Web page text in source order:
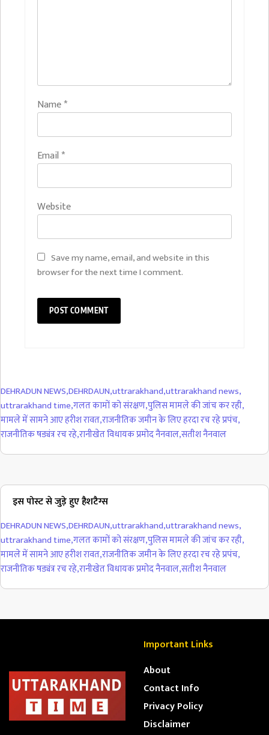
Name*
Email *
Website
Save my name, email, and website in this
browser for the next time I comment.
DEHRADUN NEWS,DEHRDAUN,uttrarakhand,uttrarakhand news,
uttrarakhand time,गलत कामों को संरक्षण,पुलिस मामले की जांच कर रही,
मामले में सामने आए हरीश रावत,राजनीतिक जमीन के लिए हरदा रच रहे प्रपंच,
राजनीतिक षड्यंत्र रच रहे,रानीखेत विधायक प्रमोद नैनवाल,सतीश नैनवाल
इस पोस्ट से जुड़े हुए हैशटैग्स
DEHRADUN NEWS,DEHRDAUN,uttrarakhand,uttrarakhand news,
uttrarakhand time,गलत कामों को संरक्षण,पुलिस मामले की जांच कर रही,
मामले में सामने आए हरीश रावत,राजनीतिक जमीन के लिए हरदा रच रहे प्रपंच,
राजनीतिक षड्यंत्र रच रहे,रानीखेत विधायक प्रमोद नैनवाल,सतीश नैनवाल
Important Links
About
Contact Info
Privacy Policy
Disclaimer